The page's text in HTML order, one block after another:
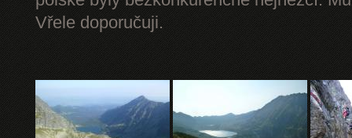
Vřele doporučuji.